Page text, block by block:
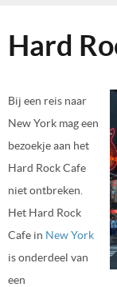
Hard
Bij een reis naar
New York mag een
bezoekje aan het
Hard Rock Cafe
niet ontbreken.
Het Hard Rock
Cafe in New York
is onderdeel van
een